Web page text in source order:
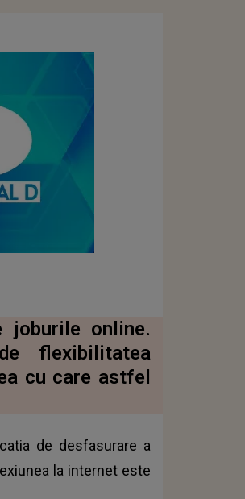
joburile online.
flexibilitatea
cu care astfel
de desfasurare a
la internet este